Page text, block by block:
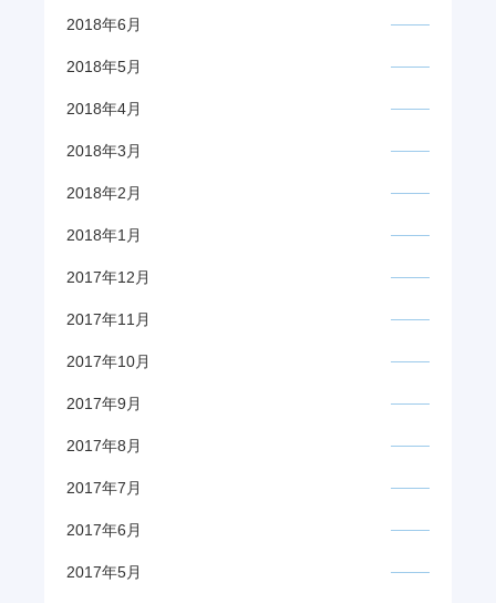
2018年6月
2018年5月
2018年4月
2018年3月
2018年2月
2018年1月
2017年12月
2017年11月
2017年10月
2017年9月
2017年8月
2017年7月
2017年6月
2017年5月